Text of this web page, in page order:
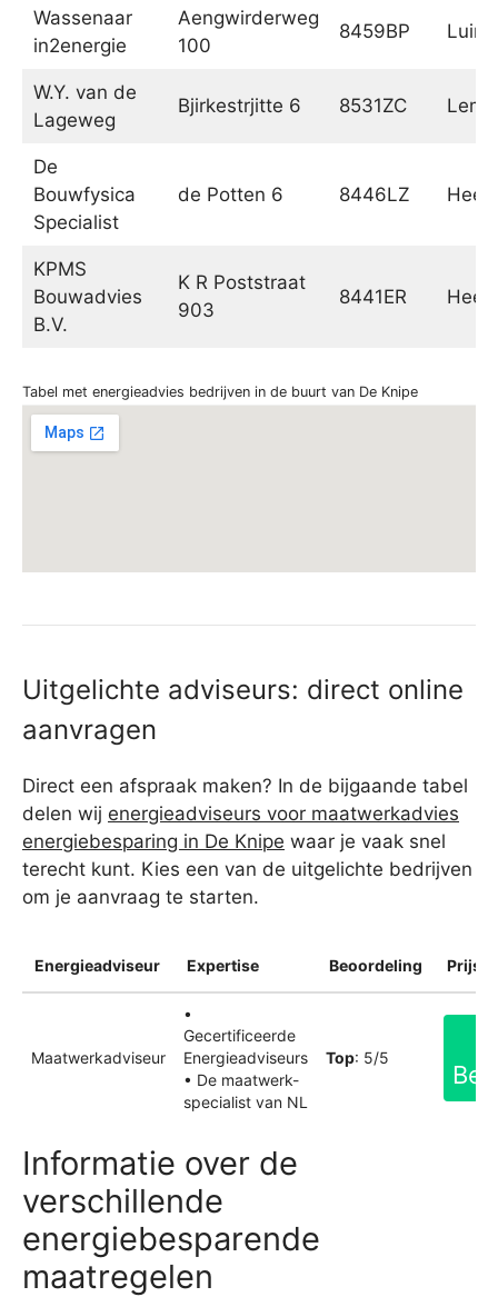
Wassenaar
in2energie
Aengwirderweg
100
8459BP
W.Y. van de
Lageweg
Bjirkestrjitte 6 8531ZC
De
Bouwfysica
Specialist
de Potten 6 8446LZ
KPMS
Bouwadvies
B.V.
K R Poststraat
903
8441ER
Tabel met energieadvies bedrijven in de buurt van De Knipe
Uitgelichte adviseurs: direct online
aanvragen
Direct een afspraak maken? In de bijgaande tabel
delen wij energieadviseurs voor maatwerkadvies
energiebesparing in De Knipe waar je vaak snel
terecht kunt. Kies een van de uitgelichte bedrijven
om je aanvraag te starten.
Energieadviseur Expertise Beoordeling
Maatwerkadviseur
•
Gecertificeerde
Energieadviseurs
• De maatwerk-
specialist van NL
Top: 5/5
Informatie over de
verschillende
energiebesparende
maatregelen